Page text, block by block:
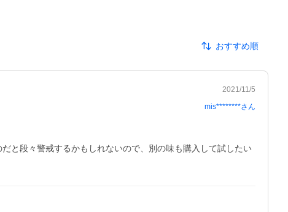
おすすめ順
2021/11/5
mis********さん
と段々警戒するかもしれないので、別の味も購入して試したい